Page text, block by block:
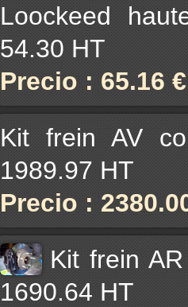
Loockeed
54.30 HT
Precio : 65.16
Kit frein AV
1989.97 HT
Precio :
Kit frein
1690.64 HT